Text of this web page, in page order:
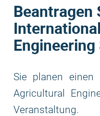
Beantragen
Sie planen einen
Agricultural
Veranstaltung.